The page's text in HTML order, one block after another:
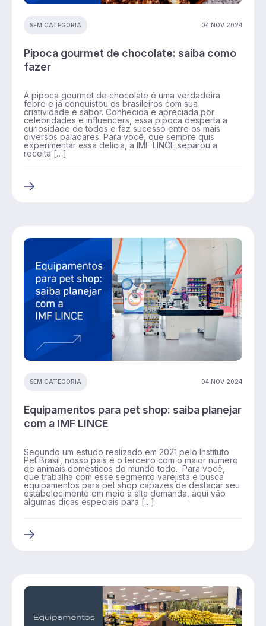
SEM CATEGORIA 04 NOV 2024
Pipoca gourmet de chocolate: saiba como
fazer
A pipoca gourmet de chocolate é uma verdadeira
febre e já conquistou os brasileiros com sua
criatividade e sabor. Conhecida e apreciada por
celebridades e influencers, essa pipoca desperta a
curiosidade de todos e faz sucesso entre os mais
diversos paladares. Para você, que sempre quis
experimentar essa delícia, a IMF LINCE separou a
receita […]
SEM CATEGORIA 04 NOV 2024
Equipamentos para pet shop: saiba planejar
com a IMF LINCE
Segundo um estudo realizado em 2021 pelo Instituto
Pet Brasil, nosso país é o terceiro com o maior número
de animais domésticos do mundo todo. Para você,
que trabalha com esse segmento varejista e busca
equipamentos para pet shop capazes de destacar seu
estabelecimento em meio à alta demanda, aqui vão
algumas dicas especiais para […]